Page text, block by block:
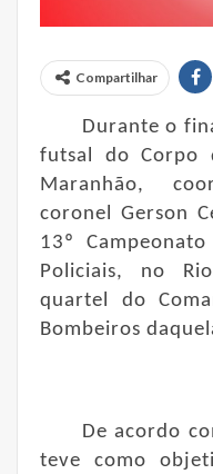
Compartilhar
Durante o
futsal do Corpo
Maranhão,
coronel Gerson
13º
Policiais, no
quartel do
Bombeiros
De acordo
teve como